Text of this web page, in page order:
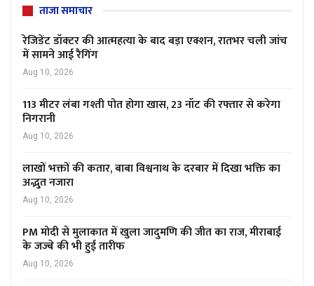
ताजा समाचार
रेजिडेंट डॉक्टर की आत्महत्या के बाद बड़ा एक्शन, रातभर चली जांच
में सामने आई रैगिंग
Aug 10, 2026
113 मीटर लंबा गश्ती पोत होगा खास, 23 नॉट की रफ्तार से करेगा
निगरानी
Aug 10, 2026
लाखों भक्तों की कतार, बाबा विश्वनाथ के दरबार में दिखा भक्ति का
अद्भुत नजारा
Aug 10, 2026
PM मोदी से मुलाकात में खुला जादुमणि की जीत का राज, मीराबाई
के जज्बे की भी हुई तारीफ
Aug 10, 2026